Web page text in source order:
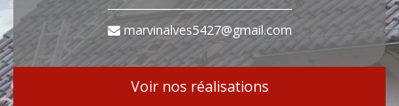
marvinalves5427@gmail.com
Voir nos réalisations